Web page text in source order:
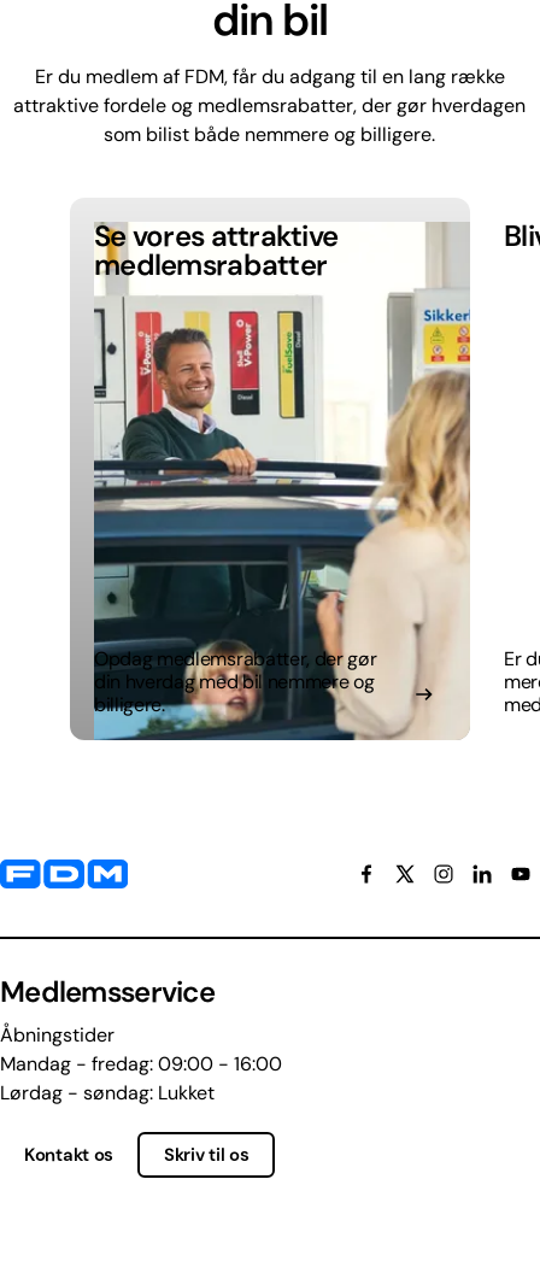
din bil
Er du medlem af FDM, får du adgang til en lang række
attraktive fordele og medlemsrabatter, der gør hverdagen
som bilist både nemmere og billigere.
Se vores attraktive
medlemsrabatter
Opdag medlemsrabatter, der gør
din hverdag med bil nemmere og
billigere.
Er
Yderligere information og kontaktoplysninger
Medlemsservice
Åbningstider
Mandag - fredag: 09:00 - 16:00
Lørdag - søndag: Lukket
Kontakt os Skriv til os